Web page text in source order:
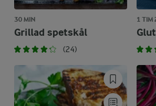
30 MIN
Grillad spetskål
(24)
1 TIM